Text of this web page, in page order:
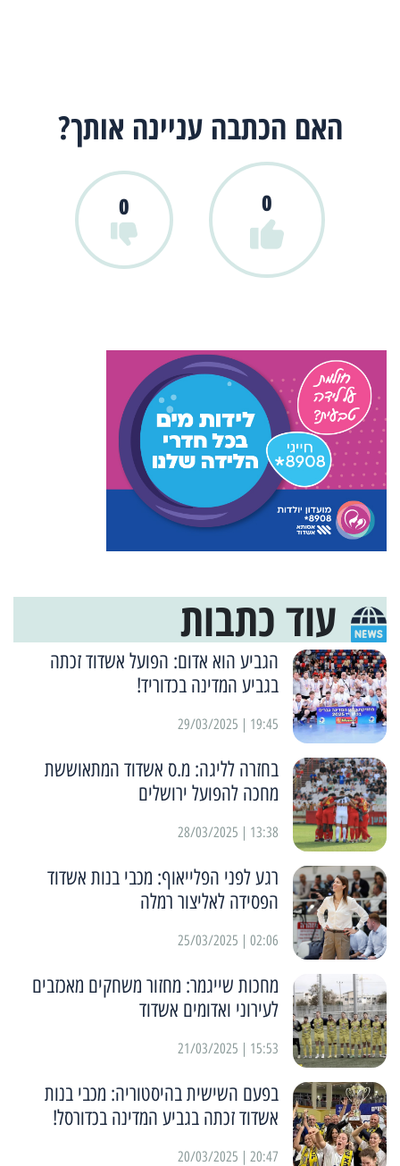
האם הכתבה עניינה אותך?
0
0
עוד כתבות
הגביע הוא אדום: הפועל אשדוד זכתה
בגביע המדינה בכדוריד!
19:45 | 29/03/2025
בחזרה לליגה: מ.ס אשדוד המתאוששת
מחכה להפועל ירושלים
13:38 | 28/03/2025
רגע לפני הפלייאוף: מכבי בנות אשדוד
הפסידה לאליצור רמלה
02:06 | 25/03/2025
מחכות שייגמר: מחזור משחקים מאכזבים
לעירוני ואדומים אשדוד
15:53 | 21/03/2025
בפעם השישית בהיסטוריה: מכבי בנות
אשדוד זכתה בגביע המדינה בכדורסל!
20:47 | 20/03/2025